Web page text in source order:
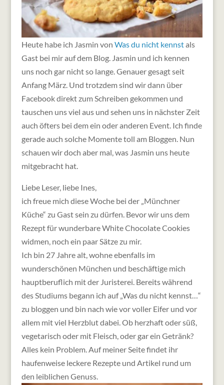
Heute habe ich Jasmin von Was du nicht kennstals
Gast bei mir auf dem Blog. Jasmin und ich kennen
uns noch gar nicht so lange. Genauer gesagt seit
Anfang März. Und trotzdem sind wir dann über
Facebook direkt zum Schreiben gekommen und
tauschen uns viel aus und sehen uns in nächster Zeit
auch öfters bei dem ein oder anderen Event. Ich finde
gerade auch solche Momente toll am Bloggen. Nun
schauen wir doch aber mal, was Jasmin uns heute
mitgebracht hat.
Liebe Leser, liebe Ines,
ich freue mich diese Woche bei der „Münchner
Küche“ zu Gast sein zu dürfen. Bevor wir uns dem
Rezept für wunderbare White Chocolate Cookies
widmen, noch ein paar Sätze zu mir.
Ich bin 27 Jahre alt, wohne ebenfalls im
wunderschönen München und beschäftige mich
hauptberuflich mit der Juristerei. Bereits während
des Studiums begann ich auf „Was du nicht kennst…“
zu bloggen und bin nach wie vor voller Eifer und vor
allem mit viel Herzblut dabei. Ob herzhaft oder süß,
vegetarisch oder mit Fleisch, oder gar ein Getränk?
Alles kein Problem. Auf meiner Seite findet ihr
haufenweise leckere Rezepte und Artikel rund um
den leiblichen Genuss.